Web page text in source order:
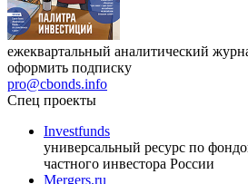
оформить подписку
pro@cbonds.info
Спец проекты